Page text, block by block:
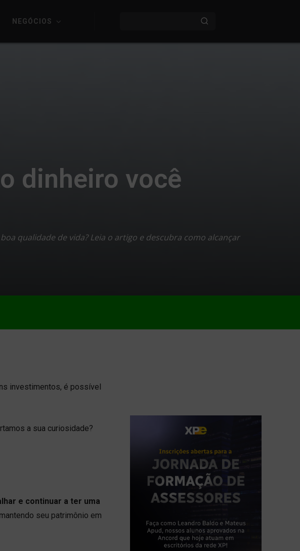
NEGÓCIOS
dinheiro você
qualidade de vida? Leia o artigo e descubra como alcançar
investimentos, é possível
a sua curiosidade?
e continuar a ter uma
seu patrimônio em